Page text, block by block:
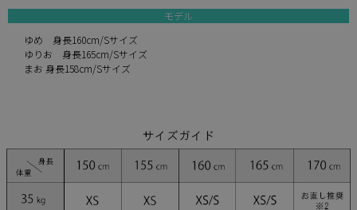
モデル
ゆめ 身長160cm/Sサイズ
ゆりお 身長165cm/Sサイズ
まお 身長158cm/Sサイズ